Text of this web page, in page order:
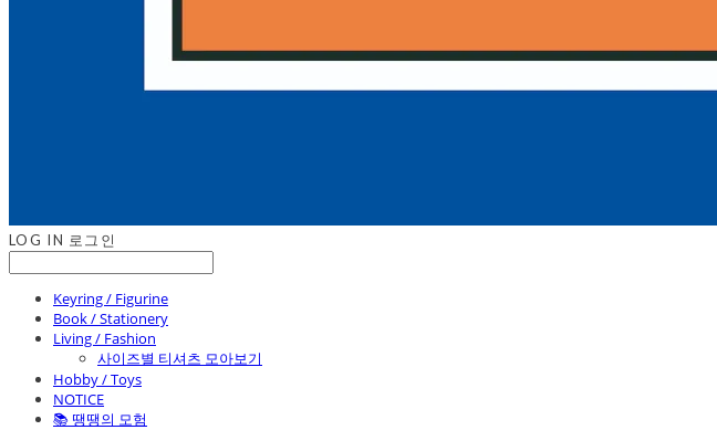
LOG IN 로그인
Keyring / Figurine
Book / Stationery
Living / Fashion
사이즈별 티셔츠 모아보기
Hobby / Toys
NOTICE
📚 땡땡의 모험